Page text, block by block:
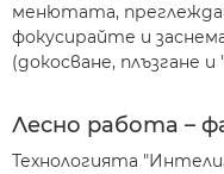
менютата,
фокусирайте и
(докосване, плъзгане
Лесно работа –
Технологията